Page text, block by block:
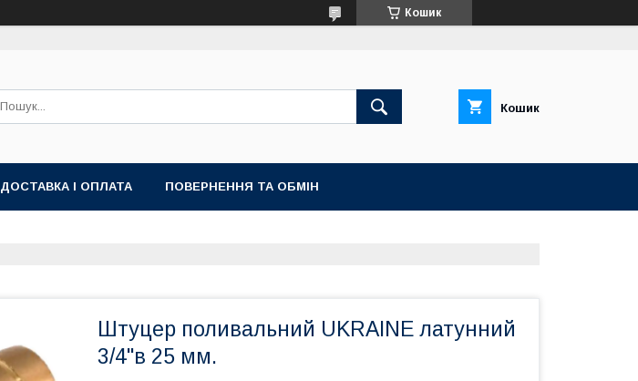
Кошик
Кошик
ДОСТАВКА І ОПЛАТА ПОВЕРНЕННЯ ТА ОБМІН
Штуцер поливальний UKRAINE латунний
3/4"в 25 мм.